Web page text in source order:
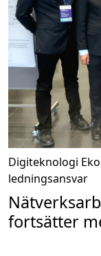
Digiteknologi
ledningsansvar
fortsätter